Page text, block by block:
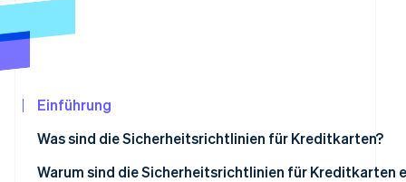
Betrugsprävention
Atlas
Online-Identitätsprüfung
Einführung
Was sind die Sicherheitsrichtlinien für Kreditkarten?
Warum sind die Sicherheitsrichtlinien für Kreditkarten